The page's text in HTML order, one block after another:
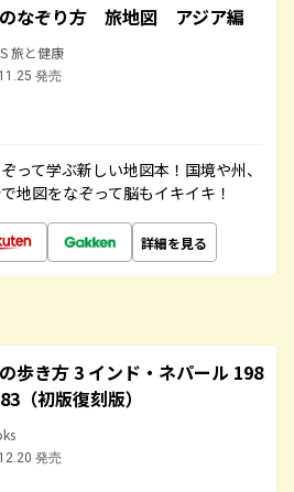
なぞり方 旅地図 アジア編
旅と健康
発売
って学ぶ新しい地図本！国境や州、
地図をなぞって脳もイキイキ！
詳細を見る
歩き方 3 インド・ネパール 198
（初版復刻版）
発売